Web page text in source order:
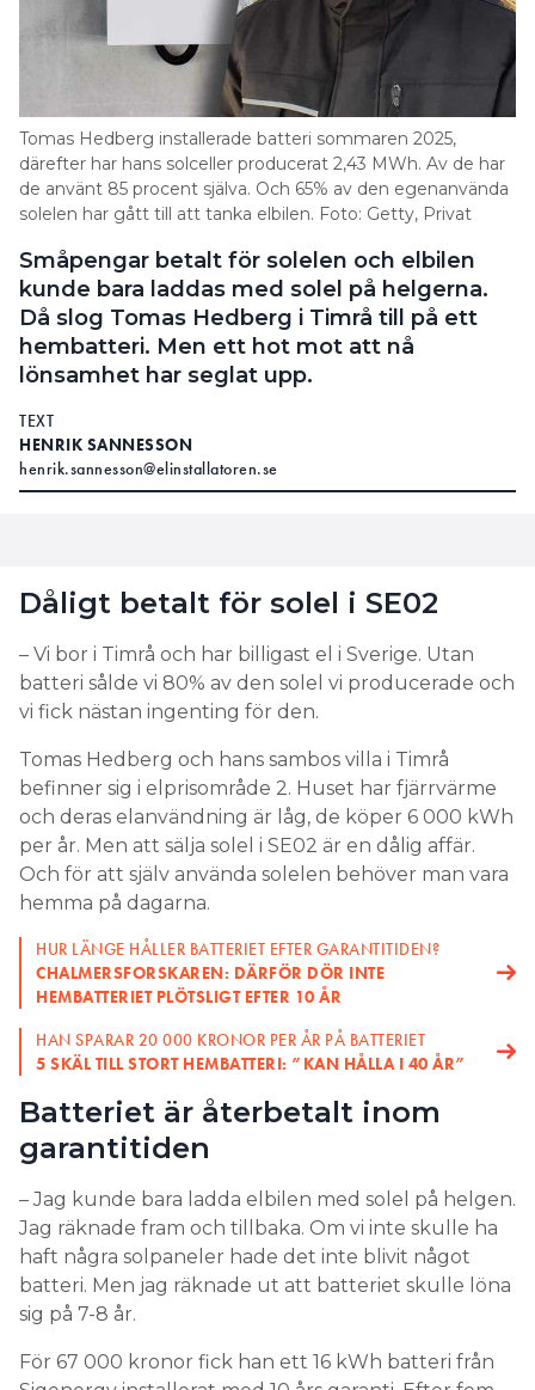
Tomas Hedberg installerade batteri sommaren 2025,
därefter har hans solceller producerat 2,43 MWh. Av de har
de använt 85 procent själva. Och 65% av den egenanvända
solelen har gått till att tanka elbilen. Foto: Getty, Privat
Småpengar betalt för solelen och elbilen
kunde bara laddas med solel på helgerna.
Då slog Tomas Hedberg i Timrå till på ett
hembatteri. Men ett hot mot att nå
lönsamhet har seglat upp.
TEXT
HENRIK SANNESSON
henrik.sannesson@elinstallatoren.se
Dåligt betalt för solel i SE02
– Vi bor i Timrå och har billigast el i Sverige. Utan
batteri sålde vi 80% av den solel vi producerade och
vi fick nästan ingenting för den.
Tomas Hedberg och hans sambos villa i Timrå
befinner sig i elprisområde 2. Huset har fjärrvärme
och deras elanvändning är låg, de köper 6 000 kWh
per år. Men att sälja solel i SE02 är en dålig affär.
Och för att själv använda solelen behöver man vara
hemma på dagarna.
HUR LÄNGE HÅLLER BATTERIET EFTER GARANTITIDEN?
CHALMERSFORSKAREN: DÄRFÖR DÖR INTE
HEMBATTERIET PLÖTSLIGT EFTER 10 ÅR
HAN SPARAR 20 000 KRONOR PER ÅR PÅ BATTERIET
5 SKÄL TILL STORT HEMBATTERI: ”KAN HÅLLA I 40 ÅR”
Batteriet är återbetalt inom
garantitiden
– Jag kunde bara ladda elbilen med solel på helgen.
Jag räknade fram och tillbaka. Om vi inte skulle ha
haft några solpaneler hade det inte blivit något
batteri. Men jag räknade ut att batteriet skulle löna
sig på 7-8 år.
För 67 000 kronor fick han ett 16 kWh batteri från